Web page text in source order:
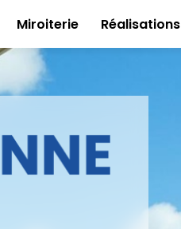
Miroiterie Réalisations